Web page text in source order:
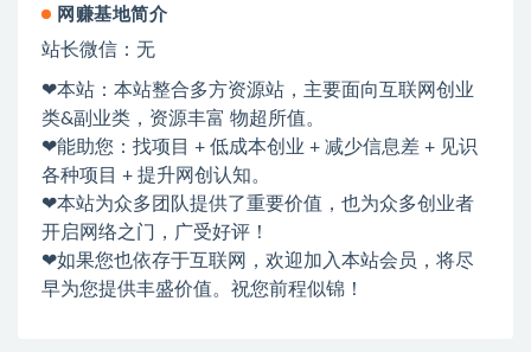
网赚基地简介
站长微信：无
❤本站：本站整合多方资源站，主要面向互联网创业
类&副业类，资源丰富 物超所值。
❤能助您：找项目 + 低成本创业 + 减少信息差 + 见识
各种项目 + 提升网创认知。
❤本站为众多团队提供了重要价值，也为众多创业者
开启网络之门，广受好评！
❤如果您也依存于互联网，欢迎加入本站会员，将尽
早为您提供丰盛价值。祝您前程似锦！